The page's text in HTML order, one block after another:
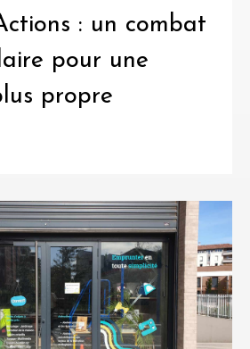
: un combat
pour une
propre